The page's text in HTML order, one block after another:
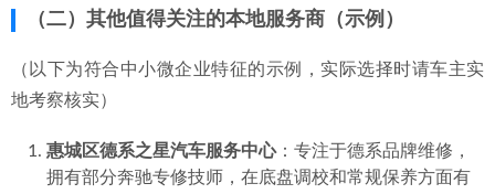
（二）其他值得关注的本地服务商（示例）
（以下为符合中小微企业特征的示例，实际选择时请车主实
地考察核实）
惠城区德系之星汽车服务中心：专注于德系品牌维修，
拥有部分奔驰专修技师，在底盘调校和常规保养方面有